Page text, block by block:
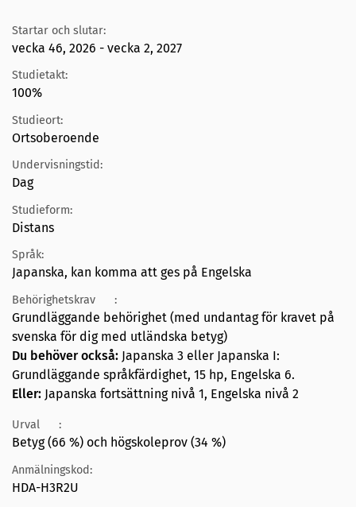
Startar och slutar:
vecka 46, 2026 - vecka 2, 2027
Studietakt:
100%
Studieort:
Ortsoberoende
Undervisningstid:
Dag
Studieform:
Distans
Språk:
Japanska, kan komma att ges på Engelska
Behörighetskrav :
Grundläggande behörighet (med undantag för kravet på
svenska för dig med utländska betyg)
Du behöver också: Japanska 3 eller Japanska I:
Grundläggande språkfärdighet, 15 hp, Engelska 6.
Eller: Japanska fortsättning nivå 1, Engelska nivå 2
Urval :
Betyg (66 %) och högskoleprov (34 %)
Anmälningskod:
HDA-H3R2U